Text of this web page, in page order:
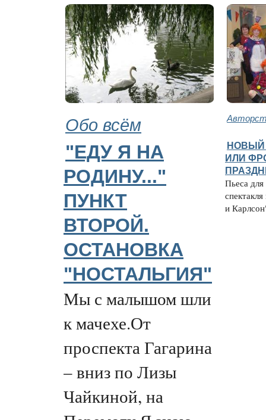
Обо всём
"ЕДУ Я НА
РОДИНУ..."
ПУНКТ
ВТОРОЙ.
ОСТАНОВКА
"НОСТАЛЬГИЯ"
Мы с малышом шли
к мачехе.От
проспекта Гагарина
– вниз по Лизы
Чайкиной, на
НОВЫЙ
ИЛИ
Пьеса для
и